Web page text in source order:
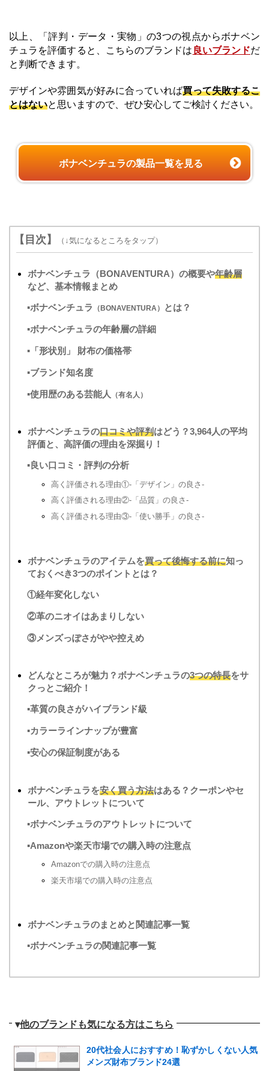
以上、「評判・データ・実物」の3つの視点からボナベン
チュラを評価すると、こちらのブランドは 良いブランドだ
と判断できます。
デザインや雰囲気が好みに合っていれば買って失敗するこ
とはないと思いますので、ぜひ安心してご検討ください。
ボナベンチュラの製品一覧を見る
【目次】 （↓気になるところをタップ）
ボナベンチュラ（BONAVENTURA）の概要や年齢層
など、基本情報まとめ
▪ボナベンチュラ （BONAVENTURA） とは？
▪ボナベンチュラの年齢層の詳細
▪「形状別」 財布の価格帯
▪ブランド知名度
▪使用歴のある芸能人 （有名人）
ボナベンチュラの口コミや評判はどう？3,964人の平均
評価と、高評価の理由を深掘り！
▪良い口コミ・評判の分析
高く評価される理由①-「デザイン」の良さ-
高く評価される理由②-「品質」の良さ-
高く評価される理由③-「使い勝手」の良さ-
ボナベンチュラのアイテムを買って後悔する前に知っ
ておくべき3つのポイントとは？
①経年変化しない
②革のニオイはあまりしない
③メンズっぽさがやや控えめ
どんなところが魅力？ボナベンチュラの3つの特長をサ
クっとご紹介！
▪革質の良さがハイブランド級
▪カラーラインナップが豊富
▪安心の保証制度がある
ボナベンチュラを安く買う方法はある？クーポンやセ
ール、アウトレットについて
▪ボナベンチュラのアウトレットについて
▪Amazonや楽天市場での購入時の注意点
Amazonでの購入時の注意点
楽天市場での購入時の注意点
ボナベンチュラのまとめと関連記事一覧
▪ボナベンチュラの関連記事一覧
▾他のブランドも気になる方はこちら
20代社会人におすすめ！恥ずかしくない人気
メンズ財布ブランド24選